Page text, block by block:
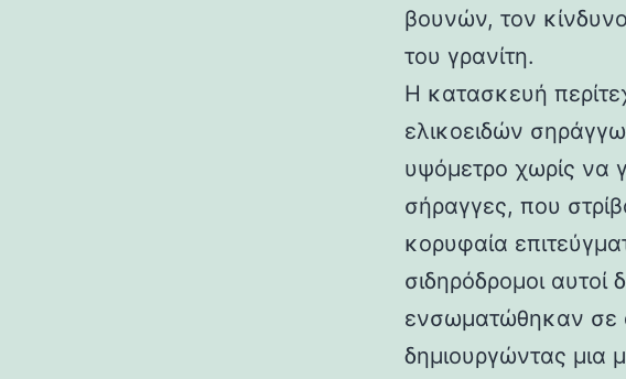
βουνών, τον
του γρανίτη.
Η κατασκευή
ελικοειδών
υψόμετρο χωρίς να
σήραγγες, που
κορυφαία
σιδηρόδρομοι
ενσωματώθηκαν σε
δημιουργώντας μια